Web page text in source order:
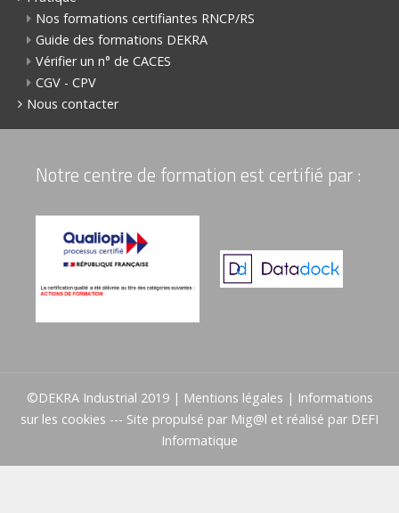
Nos formations certifiantes RNCP/RS
Guide des formations DEKRA
Vérifier un n° de CACES
CGV - CPV
Nous contacter
Notre centre de formation est certifié par :
©DEKRA Industrial 2019 | Mentions légales | Informations
sur les cookies --- Site propulsé par Mig@l et réalisé par DEFI
Informatique